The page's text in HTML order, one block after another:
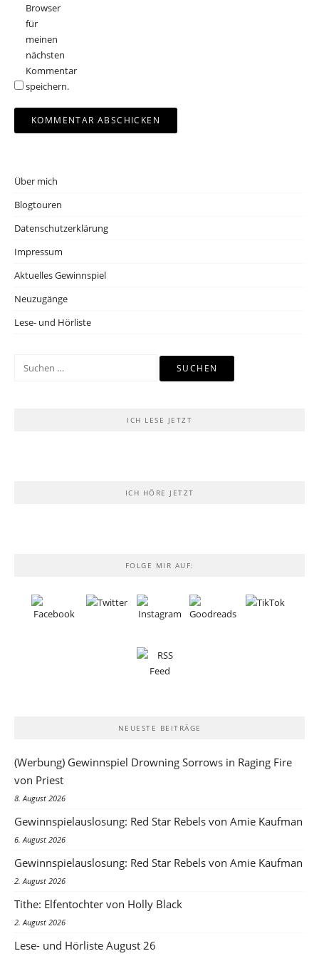
Browser
für
meinen
nächsten
Kommentar
speichern.
Über mich
Blogtouren
Datenschutzerklärung
Impressum
Aktuelles Gewinnspiel
Neuzugänge
Lese- und Hörliste
Suchen
ICH LESE JETZT
ICH HÖRE JETZT
FOLGE MIR AUF:
NEUESTE BEITRÄGE
(Werbung) Gewinnspiel Drowning Sorrows in Raging Fire
von Priest
8. August 2026
Gewinnspielauslosung: Red Star Rebels von Amie Kaufman
6. August 2026
Gewinnspielauslosung: Red Star Rebels von Amie Kaufman
2. August 2026
Tithe: Elfentochter von Holly Black
2. August 2026
Lese- und Hörliste August 26